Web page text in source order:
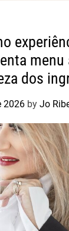
menu
dos
2026 by Jo